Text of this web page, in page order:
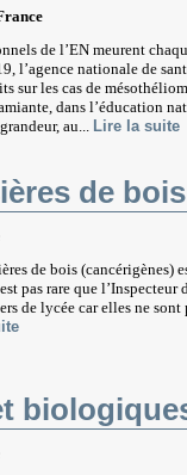
de l’EN meurent
l’agence nationale de
sur les cas de
dans l’éducation
au... Lire la suite
de bois
de bois (cancérigènes)
pas rare que
de lycée car elles ne